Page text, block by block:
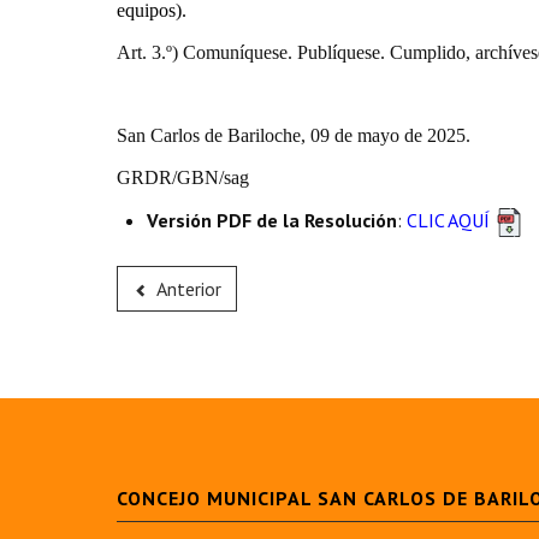
equipos).
Art. 3.º) Comuníquese. Publíquese. Cumplido,
San Carlos de Bariloche, 09 de mayo de 2025.
GRDR/GBN/sag
Versión PDF de la Resolución: CLIC AQUÍ
Anterior
CONCEJO MUNICIPAL SAN CARLOS DE